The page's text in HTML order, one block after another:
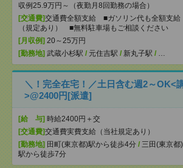
収例25.9万円～（夜勤月8回勤務の場合）
[交通費]交通費全額支給 ■ガソリン代も全額支給
（規定あり） ■無料駐車場もご相談ください
[月収例] 20～25万円
[勤務地] 武蔵小杉駅 / 元住吉駅 / 新丸子駅 / …
＼！完全在宅！／土日含む週2～OK<
>@2400円[派遣]
[給 与] 時給2400円＋交
[交通費]交通費実費支給（当社規定あり）
[勤務地] 田町(東京都)駅から徒歩4分 / 三田(東京都)
駅から徒歩7分